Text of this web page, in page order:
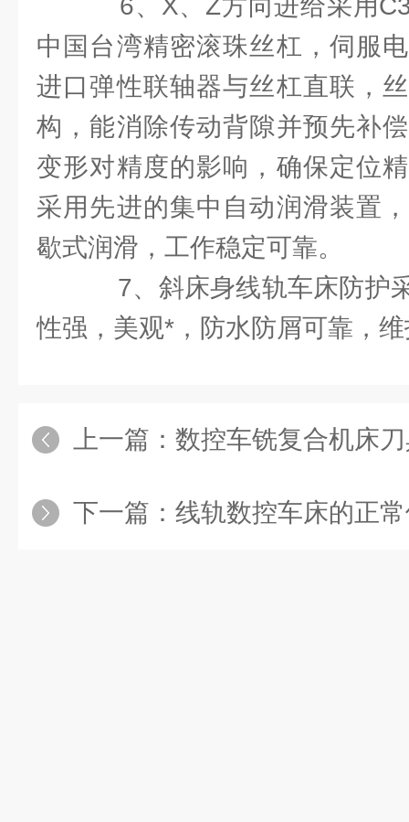
6、X、Z方向进给采用
中国台湾精密滚珠丝杠，伺服
进口弹性联轴器与丝杠直联，
构，能消除传动背隙并预先补
变形对精度的影响，确保定位
采用先进的集中自动润滑装置
歇式润滑，工作稳定可靠。
7、斜床身线轨车床防护
性强，美观*，防水防屑可靠，
上一篇： 数控车铣复合机床
下一篇： 线轨数控车床的正常使